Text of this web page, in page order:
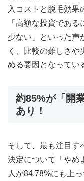
入コストと脱毛効果
「高額な投資であ
少ない」といった声
く、比較の難しさや
める要因となってい
約85%が「開
あり！
そして、最も注目す
決定について「やめ
人が84.78%にも上